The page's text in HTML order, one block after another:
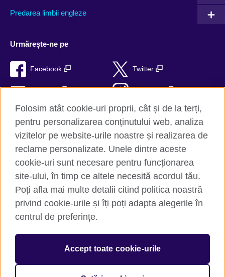
Predarea limbii engleze
Urmărește-ne pe
Facebook Twitter
TikTok RSS
British Council Global
Confidențialitate și termeni de utilizare
Trimite-ne comentariile tale
Cookie-uri
Hartă site
© 2026 British Council
Folosim atât cookie-uri proprii, cât și de la terți,
pentru personalizarea conținutului web, analiza
vizitelor pe website-urile noastre și realizarea de
reclame personalizate. Unele dintre aceste
cookie-uri sunt necesare pentru funcționarea
site-ului, în timp ce altele necesită acordul tău.
Poți afla mai multe detalii citind politica noastră
privind cookie-urile și îți poți adapta alegerile în
centrul de preferințe.
Accept toate cookie-urile